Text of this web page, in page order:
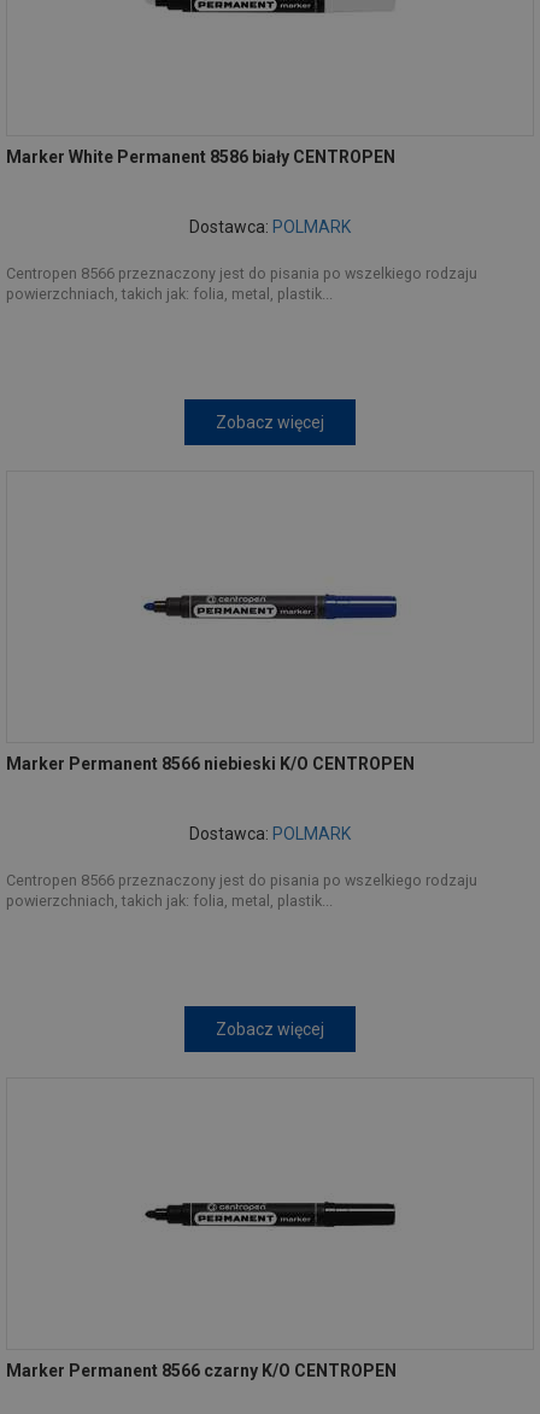
Marker White Permanent 8586 biały CENTROPEN
Dostawca: POLMARK
Centropen 8566 przeznaczony jest do pisania po wszelkiego rodzaju
powierzchniach, takich jak: folia, metal, plastik...
Zobacz więcej
Marker Permanent 8566 niebieski K/O CENTROPEN
Dostawca: POLMARK
Centropen 8566 przeznaczony jest do pisania po wszelkiego rodzaju
powierzchniach, takich jak: folia, metal, plastik...
Zobacz więcej
Marker Permanent 8566 czarny K/O CENTROPEN